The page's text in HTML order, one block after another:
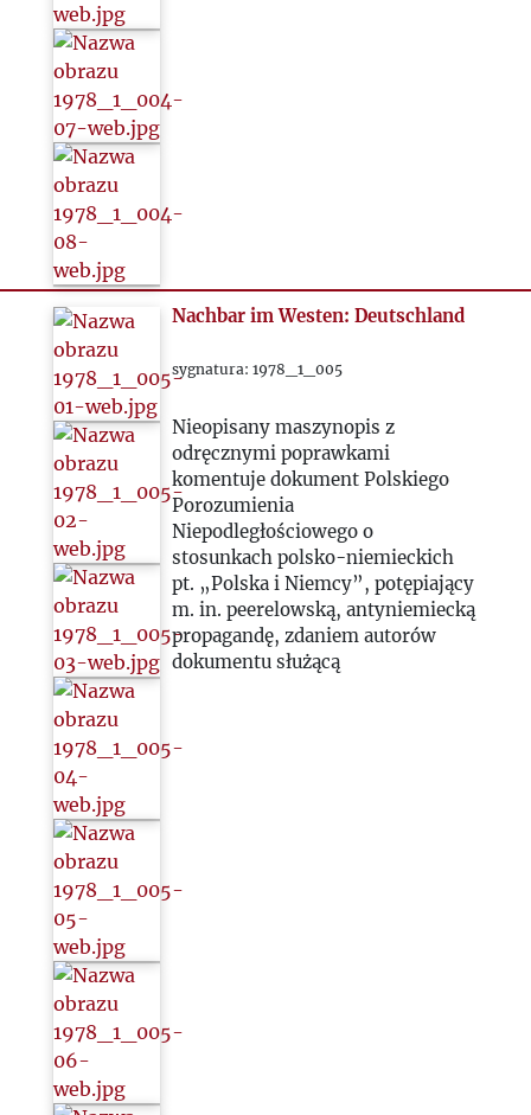
Nachbar im Westen: Deutschland
sygnatura: 1978_1_005
Nieopisany maszynopis z
odręcznymi poprawkami
komentuje dokument Polskiego
Porozumienia
Niepodległościowego o
stosunkach polsko-niemieckich
pt. „Polska i Niemcy”, potępiający
m. in. peerelowską, antyniemiecką
propagandę, zdaniem autorów
dokumentu służącą